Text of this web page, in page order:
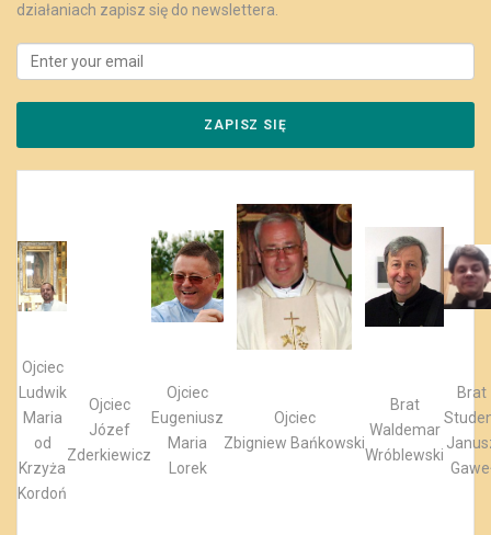
działaniach zapisz się do newslettera.
Ojciec
Ludwik
Maria
od
Krzyża
Kordoń
Ojciec
Józef
Zderkiewicz
Ojciec
Eugeniusz
Maria
Lorek
Ojciec
Zbigniew Bańkowski
Brat
Waldemar
Wróblewski
Brat